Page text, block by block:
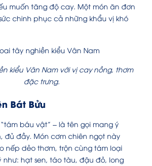
muốn tăng độ cay. Một món ăn đơn
chinh phục cả những khẩu vị khó
kiểu Vân Nam với vị cay nồng, thơm
đặc trưng.
Bát Bửu
“tám báu vật” – là tên gọi mang ý
đủ đầy. Món cơm chiên ngọt này
nếp dẻo thơm, trộn cùng tám loại
như: hạt sen, táo tàu, đậu đỏ, long